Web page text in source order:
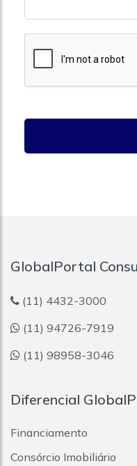
GlobalPortal
(11) 4432-3000
(11) 94726-7919
(11) 98958-3046
Diferencial
Financiamento
Consórcio Imobiliário